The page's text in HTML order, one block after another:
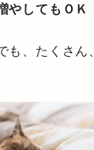
やしてもＯＫ
も、たくさん